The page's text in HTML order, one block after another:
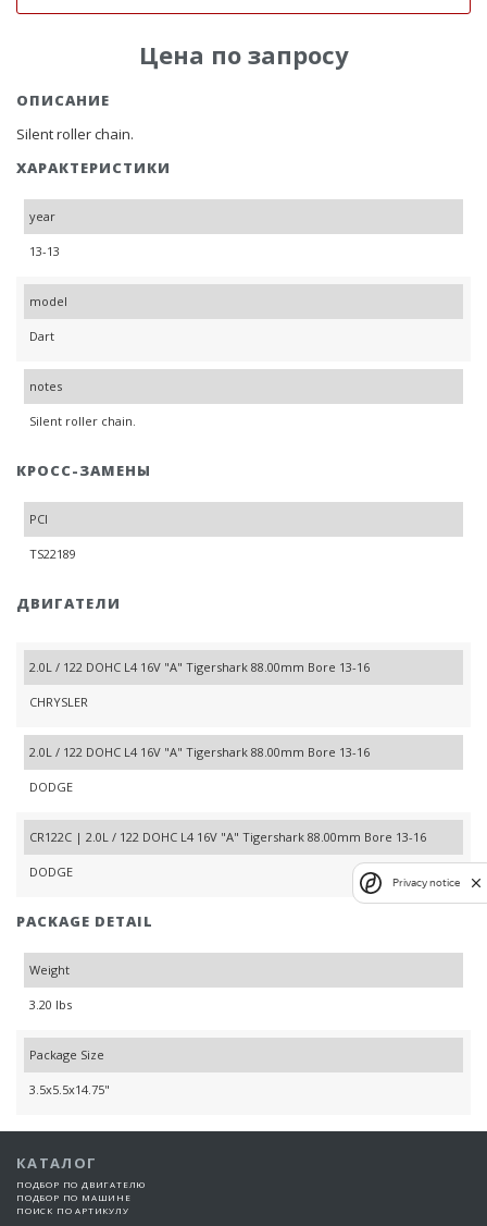
Цена по запросу
ОПИСАНИЕ
Silent roller chain.
ХАРАКТЕРИСТИКИ
year
13-13
model
Dart
notes
Silent roller chain.
КРОСС-ЗАМЕНЫ
PCI
TS22189
ДВИГАТЕЛИ
2.0L / 122 DOHC L4 16V "A" Tigershark 88.00mm Bore 13-16
CHRYSLER
2.0L / 122 DOHC L4 16V "A" Tigershark 88.00mm Bore 13-16
DODGE
CR122C | 2.0L / 122 DOHC L4 16V "A" Tigershark 88.00mm Bore 13-16
DODGE
PACKAGE DETAIL
Weight
3.20 lbs
Package Size
3.5x5.5x14.75"
КАТАЛОГ
ПОДБОР ПО ДВИГАТЕЛЮ
ПОДБОР ПО МАШИНЕ
ПОИСК ПО АРТИКУЛУ
Privacy notice